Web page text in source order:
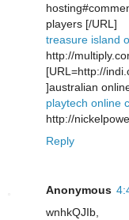
players [/URL]
treasure island
http://
[URL=http://
]australian
playtech online
http://
Reply
Anonymous
wnhkQJIb,